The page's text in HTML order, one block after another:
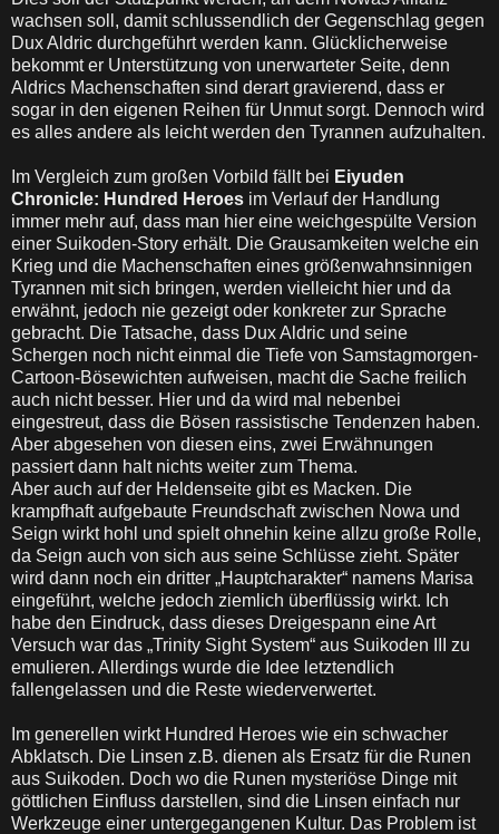
wachsen soll, damit schlussendlich der Gegenschlag gegen
Dux Aldric durchgeführt werden kann. Glücklicherweise
bekommt er Unterstützung von unerwarteter Seite, denn
Aldrics Machenschaften sind derart gravierend, dass er
sogar in den eigenen Reihen für Unmut sorgt. Dennoch wird
es alles andere als leicht werden den Tyrannen aufzuhalten.
Im Vergleich zum großen Vorbild fällt bei Eiyuden
Chronicle: Hundred Heroes im Verlauf der Handlung
immer mehr auf, dass man hier eine weichgespülte Version
einer Suikoden-Story erhält. Die Grausamkeiten welche ein
Krieg und die Machenschaften eines größenwahnsinnigen
Tyrannen mit sich bringen, werden vielleicht hier und da
erwähnt, jedoch nie gezeigt oder konkreter zur Sprache
gebracht. Die Tatsache, dass Dux Aldric und seine
Schergen noch nicht einmal die Tiefe von Samstagmorgen-
Cartoon-Bösewichten aufweisen, macht die Sache freilich
auch nicht besser. Hier und da wird mal nebenbei
eingestreut, dass die Bösen rassistische Tendenzen haben.
Aber abgesehen von diesen eins, zwei Erwähnungen
passiert dann halt nichts weiter zum Thema.
Aber auch auf der Heldenseite gibt es Macken. Die
krampfhaft aufgebaute Freundschaft zwischen Nowa und
Seign wirkt hohl und spielt ohnehin keine allzu große Rolle,
da Seign auch von sich aus seine Schlüsse zieht. Später
wird dann noch ein dritter „Hauptcharakter“ namens Marisa
eingeführt, welche jedoch ziemlich überflüssig wirkt. Ich
habe den Eindruck, dass dieses Dreigespann eine Art
Versuch war das „Trinity Sight System“ aus Suikoden III zu
emulieren. Allerdings wurde die Idee letztendlich
fallengelassen und die Reste wiederverwertet.
Im generellen wirkt Hundred Heroes wie ein schwacher
Abklatsch. Die Linsen z.B. dienen als Ersatz für die Runen
aus Suikoden. Doch wo die Runen mysteriöse Dinge mit
göttlichen Einfluss darstellen, sind die Linsen einfach nur
Werkzeuge einer untergegangenen Kultur. Das Problem ist